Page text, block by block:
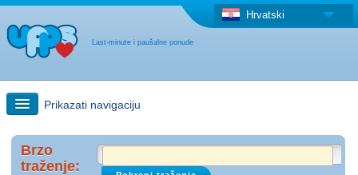
Last-minute i paušalne ponude
Hrvatski
Prikazati navigaciju
Brzo traženje
Brzo
traženje: